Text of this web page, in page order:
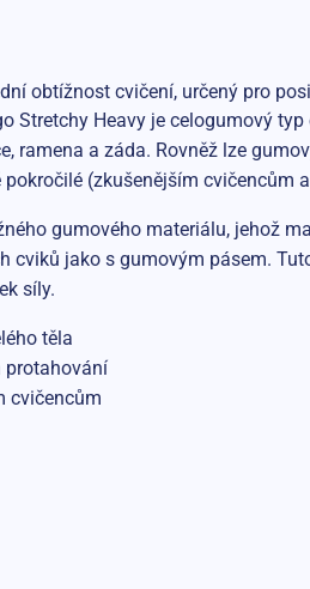
obtížnost cvičení, určený pro
Stretchy Heavy je celogumový
ramena a záda. Rovněž lze
(zkušenějším cvičencům
gumového materiálu, jehož
cviků jako s gumovým pásem.
síly.
těla
protahování
cvičencům